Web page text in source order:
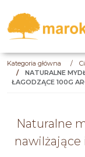
Kategoria główna /
/
NATURALNE
ŁAGODZĄCE 100G
Naturalne
nawilżające